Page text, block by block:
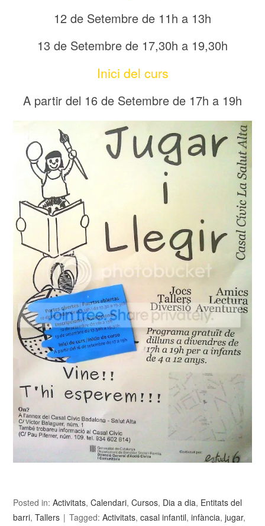
12 de Setembre de 11h a 13h
13 de Setembre de 17,30h a 19,30h
Inici del curs
A partir del 16 de Setembre de 17h a 19h
Posted in:Activitats,Calendari,Cursos, Dia a dia, Entitats del
barri,Tallers Tagged:Activitats,casal infantil,infància,jugar,